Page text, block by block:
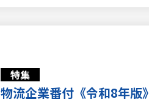
特集
物流企業番付《令和8年版》